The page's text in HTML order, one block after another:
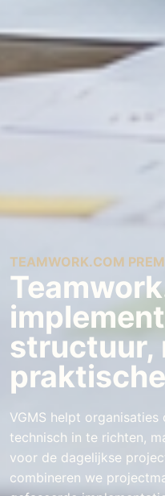
TEAMWORK.COM
structuur,
VGMS helpt
technisch in te richten,
voor de dagelijkse
combineren we